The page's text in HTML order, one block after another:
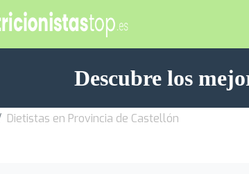
Descubre los
Dietistas en Provincia de Castellón